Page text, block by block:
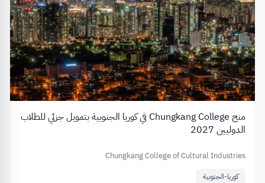
منح Chungkang College في كوريا الجنوبية بتمويل جزئي للطلاب
الدوليين 2027
Chungkang College of Cultural Industries
كوريا-الجنوبية